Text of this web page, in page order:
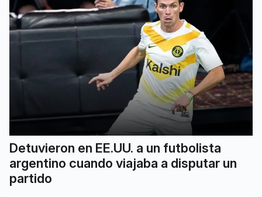
Detuvieron en EE.UU. a un futbolista
argentino cuando viajaba a disputar un
partido